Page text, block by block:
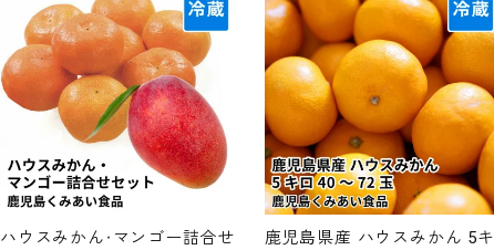
ハウスみかん・マンゴー詰合せ
鹿児島県産 ハウスみかん 5キ